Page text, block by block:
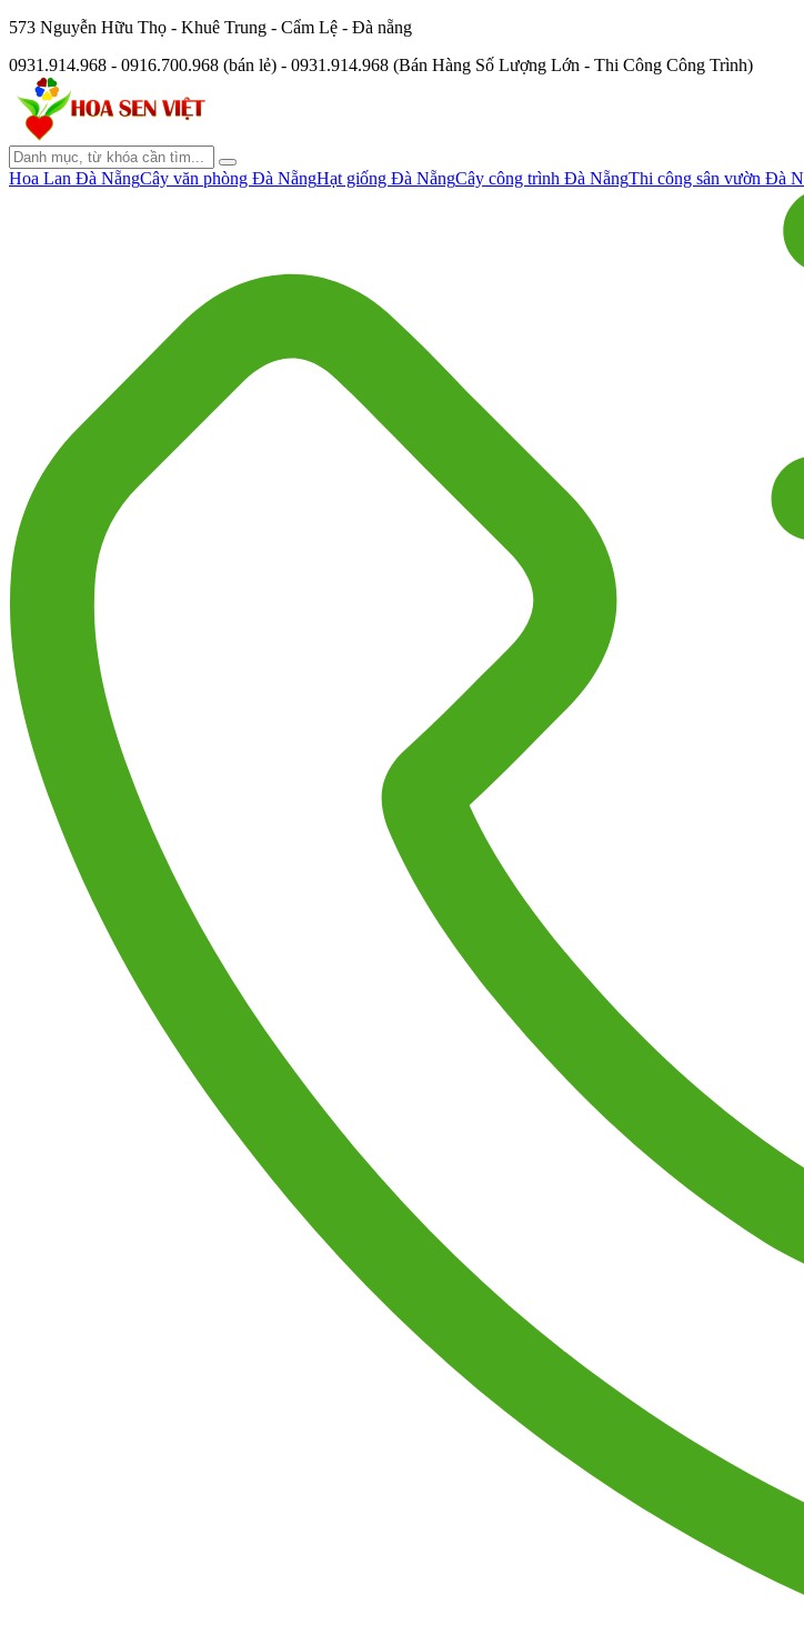
573 Nguyễn Hữu Thọ - Khuê Trung - Cẩm Lệ - Đà nẵng
0931.914.968 - 0916.700.968 (bán lẻ) - 0931.914.968 (Bán Hàng Số Lượng Lớn - Thi Công Công Trình)
Hoa Lan Đà NẵngCây văn phòng Đà NẵngHạt giống Đà NẵngCây công trình Đà NẵngThi công sân vườn Đà